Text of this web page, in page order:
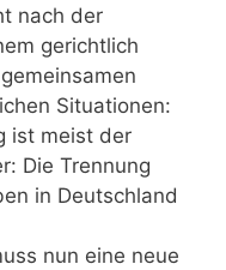
nach der
gerichtlich
Situationen:
ist meist der
Die Trennung
in Deutschland
nun eine neue